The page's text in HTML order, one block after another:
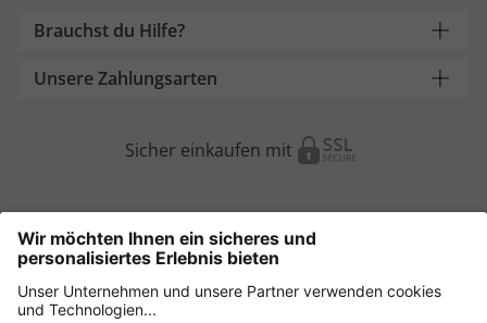
Brauchst du Hilfe?
Unsere Zahlungsarten
Sicher einkaufen mit
Weitere Onlineshops